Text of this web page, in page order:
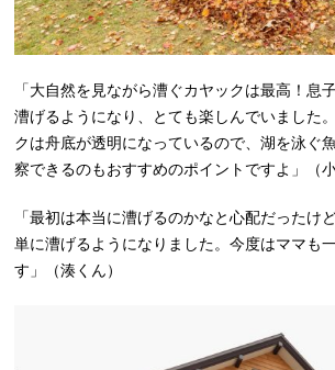
「大自然を見ながら漕ぐカヤックは最高！息
漕げるようになり、とても楽しんでいました
クは舟底が透明になっているので、湖を泳ぐ
察できるのもおすすめのポイントですよ」（小
「最初は本当に漕げるのかなと心配だったけ
単に漕げるようになりました。今度はママも
す」（湊くん）